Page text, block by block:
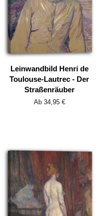
Leinwandbild Henri de
Toulouse-Lautrec - Der
Straßenräuber
Ab 34,95 €